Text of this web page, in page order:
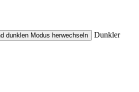
dunklen Modus herwechseln
Dunkler